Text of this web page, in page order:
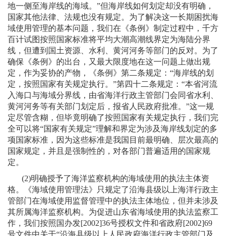
地一侧至海岸线的海域。”但海岸线如何划定却没有明确，
国家其他法律、法规也没有规定。为了解决这一长期困扰海
域使用管理的基本问题，我们在《条例》制定过程中，千方
百计试图按照国家标准将平均大潮高潮线界定为海陆分界
线，但遭到国土资源、水利、黄河河务等部门的反对。为了
确保《条例》的出台，又最大限度地在这一问题上做出规
定，作为妥协的产物，《条例》第二条规定：“海岸线的划
定，按照国家有关规定执行。”第四十二条规定：“本省河流
入海口与海域分界线，由省海洋行政主管部门会同省水利、
黄河河务等有关部门划定后，报省人民政府批准。”这一规
定尽管含糊，但毕竟明确了按照国家有关规定执行，我们完
全可以将“国家有关规定”理解和界定为涉及海岸线划定的多
项国家标准，因为这些标准是我国目前最明确、层次最高的
国家规定，并且是强制性的，对各部门普遍适用的国家规
定。
(2)明确授予了海洋监察机构的海域使用的执法主体资
格。《海域使用管理法》只规定了沿海县级以上海洋行政主
管部门在海域使用监督管理中的执法主体地位，但并未涉及
其所属海洋监察机构。为促进山东省海域使用的执法监察工
作，我们按照国办发[2002]36号授权文件和省政府[2002]69